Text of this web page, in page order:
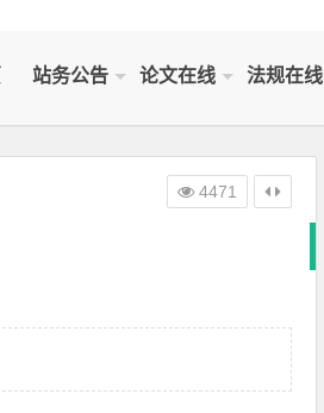
站务公告 论文在线 法规在线
4471